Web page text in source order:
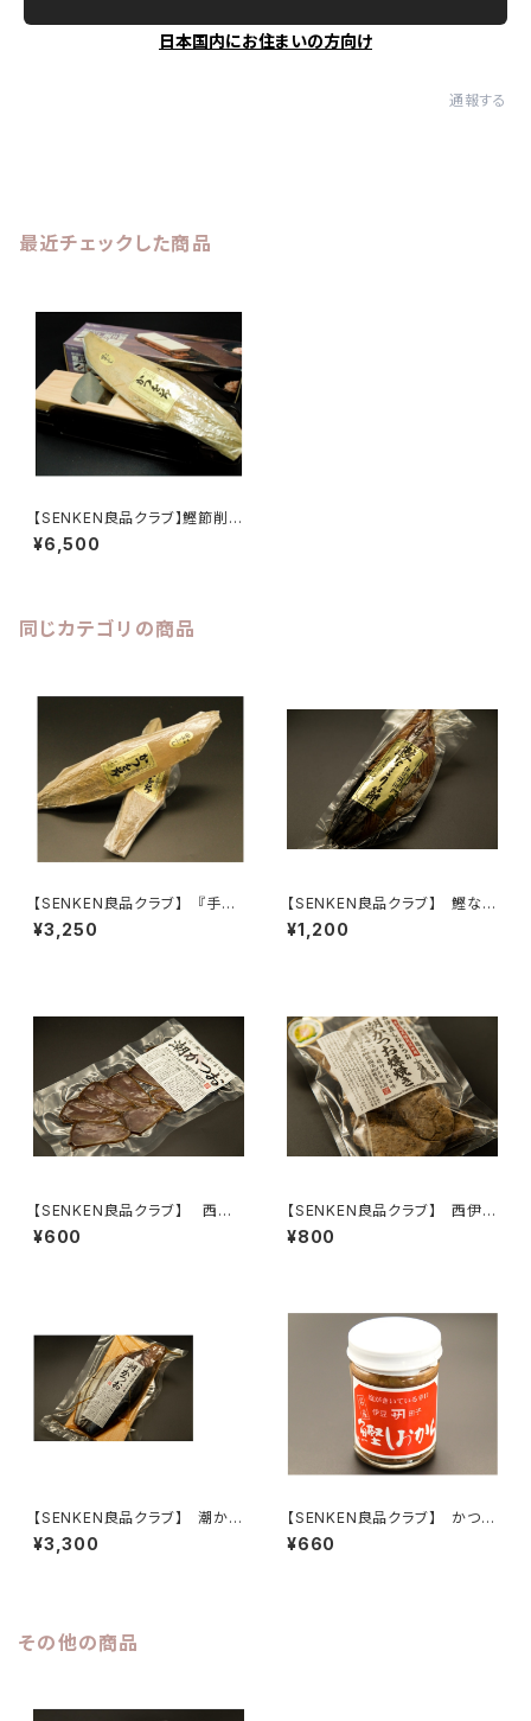
日本国内にお住まいの方向け
通報する
最近チェックした商品
【SENKEN良品クラブ】鰹節削り
器(KHS)と本枯田子節1本セット
＜創業明治十五年 カネサ鰹節
¥6,500
同じカテゴリの商品
【SENKEN良品クラブ】 『手火
山式焙乾製法』本枯れ田子節亀
節•本節
¥3,250
【SENKEN良品クラブ】 鰹なま
り節 ＜創業明治十五年 カネ
サ鰹節商店＞
¥1,200
【SENKEN良品クラブ】 西伊
豆 潮かつお切り身(75g) ＜創
業明治十五年 カネサ鰹節商店
¥600
【SENKEN良品クラブ】 西伊豆
潮かつお燻焼き ＜創業明治十
五年 カネサ鰹節商店＞
¥800
【SENKEN良品クラブ】 潮かつ
お半身 ＜創業明治十五年 カ
ネサ鰹節商店＞
¥3,300
【SENKEN良品クラブ】 かつお
の塩辛(170g) ＜創業明治十
五年 カネサ鰹節商店＞
¥660
その他の商品